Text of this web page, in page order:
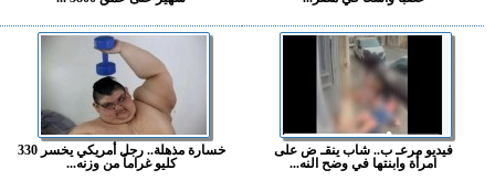
فيديو مرعـ ب.. شاب ينقـ ض على
امرأة وابنتها في وضح النه...
خسارة مذهلة.. رجل أمريكي يخسر 330
كليو غراماً من وزنه...